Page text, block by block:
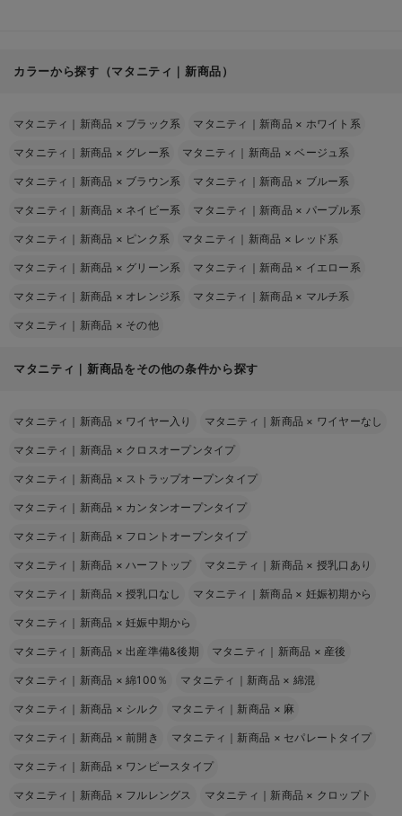
カラーから探す（マタニティ｜新商品）
マタニティ｜新商品 × ブラック系 マタニティ｜新商品 × ホワイト系
マタニティ｜新商品 × グレー系 マタニティ｜新商品 ×ベージュ系
マタニティ｜新商品 × ブラウン系 マタニティ｜新商品 × ブルー系
マタニティ｜新商品 × ネイビー系 マタニティ｜新商品 × パープル系
マタニティ｜新商品 × ピンク系 マタニティ｜新商品 × レッド系
マタニティ｜新商品 × グリーン系 マタニティ｜新商品 × イエロー系
マタニティ｜新商品 × オレンジ系 マタニティ｜新商品 × マルチ系
マタニティ｜新商品 × その他
マタニティ｜新商品をその他の条件から探す
マタニティ｜新商品 × ワイヤー入り マタニティ｜新商品 × ワイヤーなし
マタニティ｜新商品 × クロスオープンタイプ
マタニティ｜新商品 × ストラップオープンタイプ
マタニティ｜新商品 × カンタンオープンタイプ
マタニティ｜新商品 × フロントオープンタイプ
マタニティ｜新商品 ×ハーフトップ マタニティ｜新商品 × 授乳口あり
マタニティ｜新商品 ×授乳口なし マタニティ｜新商品 × 妊娠初期から
マタニティ｜新商品 ×妊娠中期から
マタニティ｜新商品 × 出産準備&後期 マタニティ｜新商品 × 産後
マタニティ｜新商品 ×綿100％ マタニティ｜新商品 × 綿混
マタニティ｜新商品 × シルク マタニティ｜新商品 × 麻
マタニティ｜新商品 ×前開き マタニティ｜新商品 × セパレートタイプ
マタニティ｜新商品 × ワンピースタイプ
マタニティ｜新商品 × フルレングス マタニティ｜新商品 × クロップト